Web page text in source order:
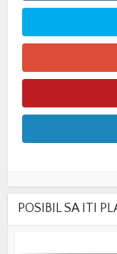
POSIBIL SA ITI